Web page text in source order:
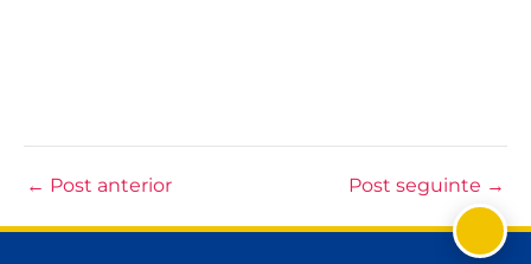
← Post anterior Post seguinte →